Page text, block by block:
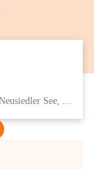
Eisenstädter Straße 18, 7091 Breitenbrunn am Neusiedler See, AUT